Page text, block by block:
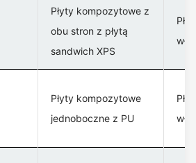
Płyty kompozytowe z
obu stron z płytą
sandwich XPS
Płyty kompozytowe
jednoboczne z PU